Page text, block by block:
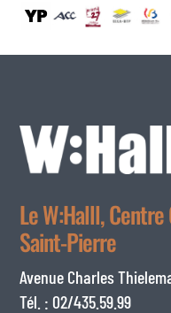
Le W:Halll,
Saint-Pierre
Avenue Charles
Tél. : 02/435.59.99